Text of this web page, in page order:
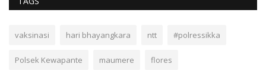
vaksinasi hari bhayangkara ntt #polressikka
Polsek Kewapante maumere flores